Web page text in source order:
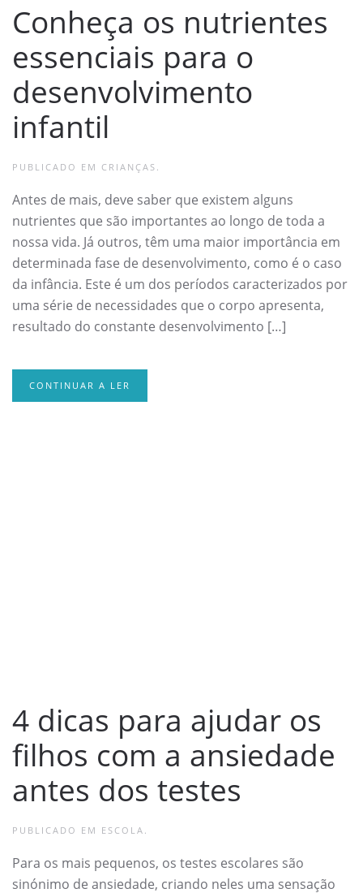
Conheça os nutrientes
essenciais para o
desenvolvimento
infantil
PUBLICADO EM CRIANÇAS .
Antes de mais, deve saber que existem alguns
nutrientes que são importantes ao longo de toda a
nossa vida. Já outros, têm uma maior importância em
determinada fase de desenvolvimento, como é o caso
da infância. Este é um dos períodos caracterizados por
uma série de necessidades que o corpo apresenta,
resultado do constante desenvolvimento […]
CONTINUAR A LER
4 dicas para ajudar os
filhos com a ansiedade
antes dos testes
PUBLICADO EM ESCOLA .
Para os mais pequenos, os testes escolares são
sinónimo de ansiedade, criando neles uma sensação